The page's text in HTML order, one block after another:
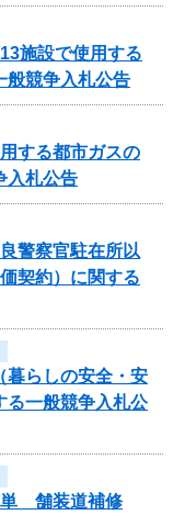
施設で使用する
般競争入札公告
する都市ガスの
入札公告
警察官駐在所以
契約）に関する
暮らしの安全・安
る一般競争入札公
単 舗装道補修